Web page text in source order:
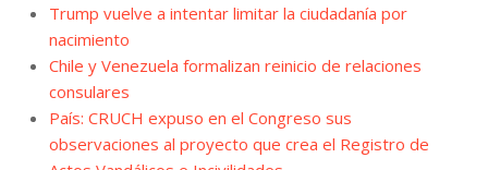
Trump vuelve a intentar limitar la ciudadanía por
nacimiento
Chile y Venezuela formalizan reinicio de relaciones
consulares
País: CRUCH expuso en el Congreso sus
observaciones al proyecto que crea el Registro de